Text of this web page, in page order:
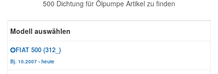
500 Dichtung für Ölpumpe Artikel zu finden
Modell auswählen
FIAT 500 (312_)
Bj. 10.2007 - heute
Zündanlage und Glühanlage